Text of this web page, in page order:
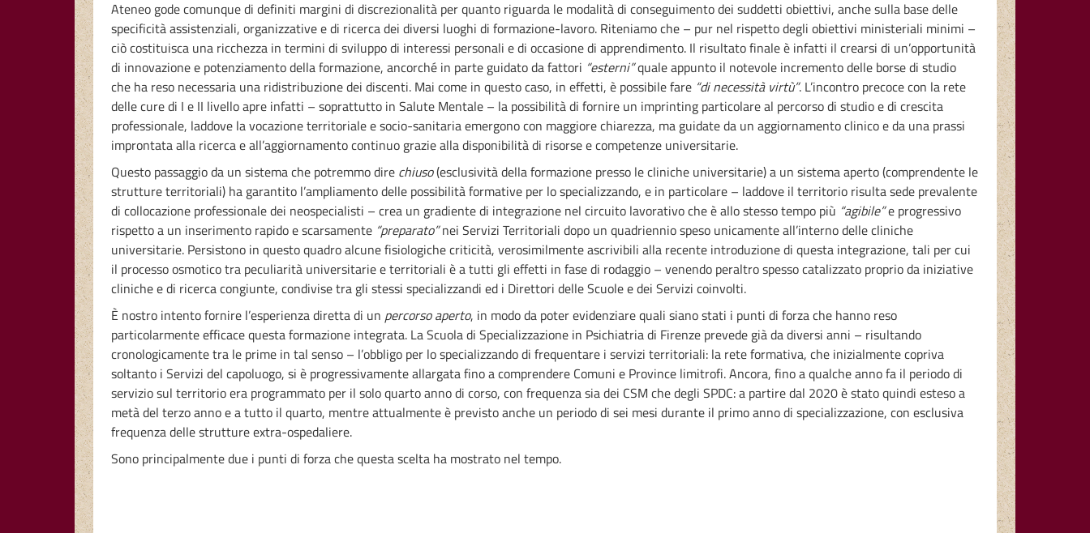
Ateneo gode comunque di definiti margini di discrezionalità per quanto riguarda le modalità di conseguimento dei suddetti obiettivi, anche sulla base delle
specificità assistenziali, organizzative e di ricerca dei diversi luoghi di formazione-lavoro. Riteniamo che – pur nel rispetto degli obiettivi ministeriali minimi –
ciò costituisca una ricchezza in termini di sviluppo di interessi personali e di occasione di apprendimento. Il risultato finale è infatti il crearsi di un’opportunità
di innovazione e potenziamento della formazione, ancorché in parte guidato da fattori “esterni”quale appunto il notevole incremento delle borse di studio
che ha reso necessaria una ridistribuzione dei discenti. Mai come in questo caso, in effetti, è possibile fare “di necessità virtù”. L’incontro precoce con la rete
delle cure di I e II livello apre infatti – soprattutto in Salute Mentale – la possibilità di fornire un imprinting particolare al percorso di studio e di crescita
professionale, laddove la vocazione territoriale e socio-sanitaria emergono con maggiore chiarezza, ma guidate da un aggiornamento clinico e da una prassi
improntata alla ricerca e all’aggiornamento continuo grazie alla disponibilità di risorse e competenze universitarie.
Questo passaggio da un sistema che potremmo dire chiuso(esclusività della formazione presso le cliniche universitarie) a un sistema aperto (comprendente le
strutture territoriali) ha garantito l’ampliamento delle possibilità formative per lo specializzando, e in particolare – laddove il territorio risulta sede prevalente
di collocazione professionale dei neospecialisti – crea un gradiente di integrazione nel circuito lavorativo che è allo stesso tempo più “agibile”e progressivo
rispetto a un inserimento rapido e scarsamente “preparato”nei Servizi Territoriali dopo un quadriennio speso unicamente all’interno delle cliniche
universitarie. Persistono in questo quadro alcune fisiologiche criticità, verosimilmente ascrivibili alla recente introduzione di questa integrazione, tali per cui
il processo osmotico tra peculiarità universitarie e territoriali è a tutti gli effetti in fase di rodaggio – venendo peraltro spesso catalizzato proprio da iniziative
cliniche e di ricerca congiunte, condivise tra gli stessi specializzandi ed i Direttori delle Scuole e dei Servizi coinvolti.
È nostro intento fornire l’esperienza diretta di un percorso aperto, in modo da poter evidenziare quali siano stati i punti di forza che hanno reso
particolarmente efficace questa formazione integrata. La Scuola di Specializzazione in Psichiatria di Firenze prevede già da diversi anni – risultando
cronologicamente tra le prime in tal senso – l’obbligo per lo specializzando di frequentare i servizi territoriali: la rete formativa, che inizialmente copriva
soltanto i Servizi del capoluogo, si è progressivamente allargata fino a comprendere Comuni e Province limitrofi. Ancora, fino a qualche anno fa il periodo di
servizio sul territorio era programmato per il solo quarto anno di corso, con frequenza sia dei CSM che degli SPDC: a partire dal 2020 è stato quindi esteso a
metà del terzo anno e a tutto il quarto, mentre attualmente è previsto anche un periodo di sei mesi durante il primo anno di specializzazione, con esclusiva
frequenza delle strutture extra-ospedaliere.
Sono principalmente due i punti di forza che questa scelta ha mostrato nel tempo.